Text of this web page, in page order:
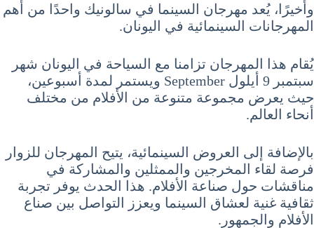
وأخيرًا، يُعد مهرجان السينما في سالونيك واحدًا من أهم
المهرجانات السينمائية في اليونان.
يُقام هذا المهرجان تزامنا مع السياحة في اليونان شهر
سبتمبر 9 أيلول September ويستمر لمدة أسبوعين،
حيث يعرض مجموعة متنوعة من الأفلام من مختلف
أنحاء العالم.
بالإضافة إلى العروض السينمائية، يتيح المهرجان للزوار
فرصة لقاء المخرجين والممثلين والمشاركة في
مناقشات حول صناعة الأفلام. هذا الحدث يوفر تجربة
ثقافية غنية لعشاق السينما ويعزز التواصل بين صناع
الأفلام والجمهور.